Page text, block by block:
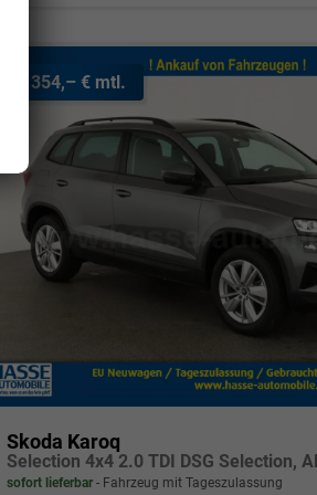
ab 354,– € mtl.
Skoda Karoq
sofort lieferbar Fahrzeug mit Tageszulassung